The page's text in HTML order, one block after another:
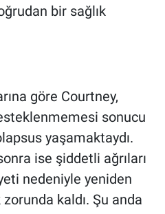
bir sağlık
göre Courtney,
sonucu
yaşamaktaydı.
ise şiddetli ağrıları
nedeniyle yeniden
kaldı. Şu anda